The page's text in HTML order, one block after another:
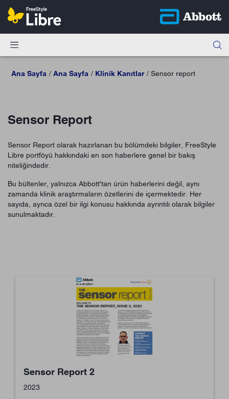
Ana Sayfa Ana Sayfa Klinik Kanıtlar Sensor report
Sensor Report
Sensor Report olarak hazırlanan bu bölümdeki bilgiler, FreeStyle
Libre portföyü hakkındaki en son haberlere genel bir bakış
niteliğindedir.
Bu bültenler, yalnızca Abbott'tan ürün haberlerini değil, aynı
zamanda klinik araştırmaların özetlerini de içermektedir. Her
sayıda, ayrıca özel bir ilgi konusu hakkında ayrıntılı olarak bilgiler
sunulmaktadır.
Sensor Report 2
2023